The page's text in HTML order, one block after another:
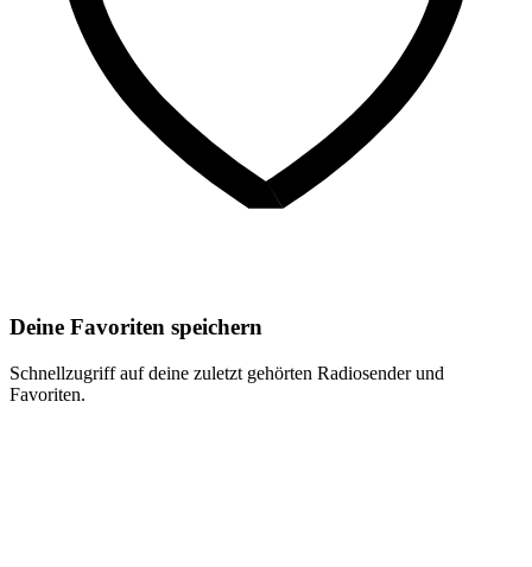
Deine Favoriten speichern
Schnellzugriff auf deine zuletzt gehörten Radiosender und
Favoriten.